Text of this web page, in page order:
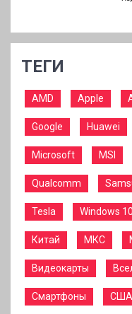
ТЕГИ
AMD Apple
Google Huawei
Microsoft MSI
Qualcomm
Tesla Windows 10
Китай МКС
Видеокарты
Смартфоны США